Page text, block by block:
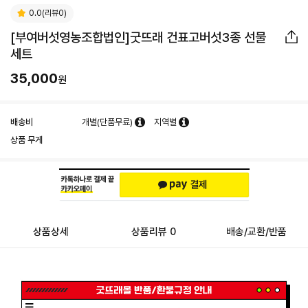
0.0(리뷰0)
[부여버섯영농조합법인]굿뜨래 건표고버섯3종 선물
세트
35,000원
배송비 개별(단품무료)
지역별
상품 무게
상품상세 상품리뷰 0 배송/교환/반품